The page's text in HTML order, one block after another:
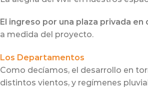
El ingreso por una plaza privada en
a medida del proyecto.
Los Departamentos
Como decíamos, el desarrollo en
distintos vientos, y regímenes